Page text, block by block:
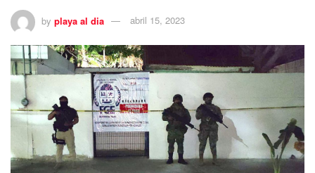
by playa al dia abril 15, 2023